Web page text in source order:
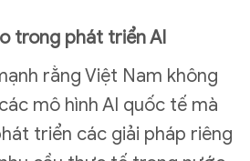
trong phát triển AI
rằng Việt Nam không
mô hình AI quốc tế mà
triển các giải pháp riêng